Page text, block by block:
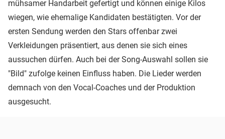
mühsamer Handarbeit gefertigt und können einige Kilos
wiegen, wie ehemalige Kandidaten bestätigten. Vor der
ersten Sendung werden den Stars offenbar zwei
Verkleidungen präsentiert, aus denen sie sich eines
aussuchen dürfen. Auch bei der Song-Auswahl sollen sie
"Bild" zufolge keinen Einfluss haben. Die Lieder werden
demnach von den Vocal-Coaches und der Produktion
ausgesucht.